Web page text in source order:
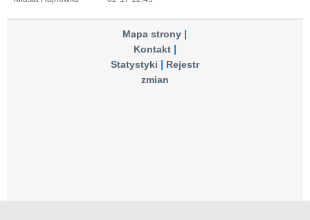
Mapa strony
Kontakt
Statystyki
Rejestr
zmian